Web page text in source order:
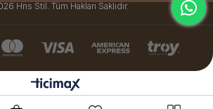
Hns Stil. Tüm Hakları Saklıdır.